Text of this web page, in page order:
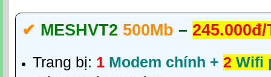
✔‎ MESHVT2 500Mb –
Trang bị: 1 Modem chính + 2 Wifi